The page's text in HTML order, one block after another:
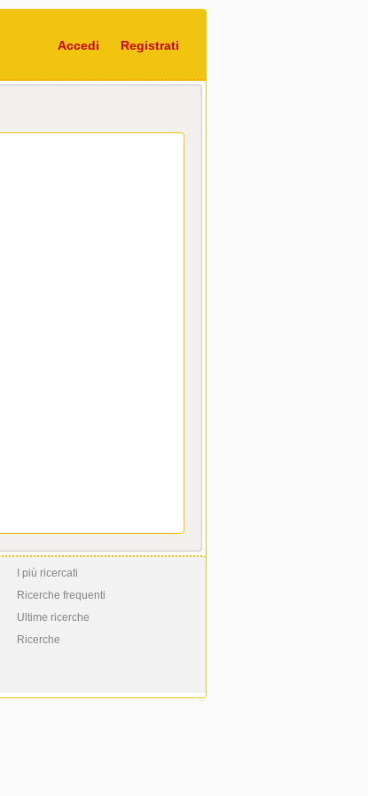
Accedi Registrati
I più ricercati
Ricerche frequenti
Ultime ricerche
Ricerche